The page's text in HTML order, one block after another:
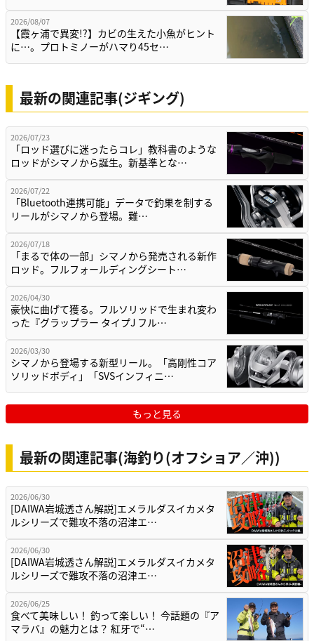
2026/08/07
【霞ヶ浦で異変!?】カビの生えた小魚がヒント
に…。プロトミノーがハマり45セ…
最新の関連記事(ジギング)
2026/07/23
「ロッド選びに迷ったらコレ」教科書のような
ロッドがシマノから誕生。新基準とな…
2026/07/22
「Bluetooth連携可能」データで釣果を制する
リールがシマノから登場。難…
2026/07/18
「まるで体の一部」シマノから発売される新作
ロッド。フルフォールディングシート…
2026/04/30
豪快に曲げて獲る。フルソリッドで生まれ変わ
った『グラップラー タイプJ フル…
2026/03/30
シマノから登場する新型リール。「高剛性コア
ソリッドボディ」「SVSインフィニ…
もっと見る
最新の関連記事(海釣り(オフショア／沖))
2026/06/30
[DAIWA岩城透さん解説]エメラルダスイカメタ
ルシリーズで難攻不落の沼津エ…
2026/06/30
[DAIWA岩城透さん解説]エメラルダスイカメタ
ルシリーズで難攻不落の沼津エ…
2026/06/25
食べて美味しい！ 釣って楽しい！ 今話題の『ア
マラバ』の魅力とは？ 紅牙で“…